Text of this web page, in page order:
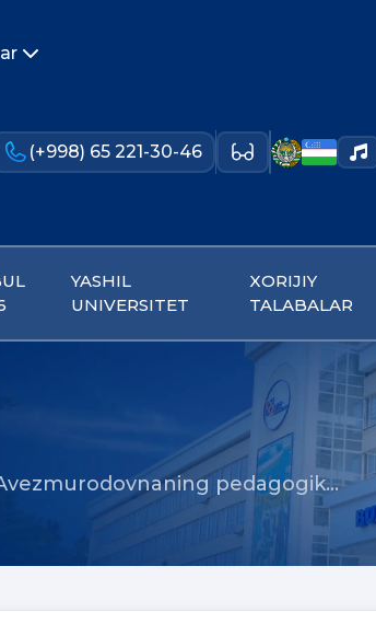
(+998) 65 221-30-46
YASHIL
UNIVERSITET
XORIJIY
TALABALAR
pedagogik…